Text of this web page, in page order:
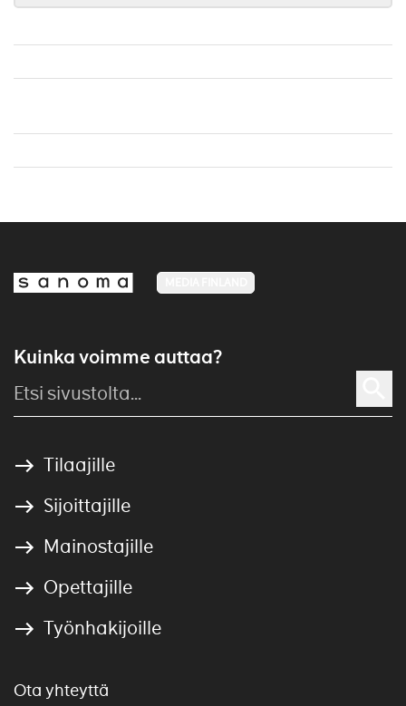
Kuinka voimme auttaa?
Tilaajille
Sijoittajille
Mainostajille
Opettajille
Työnhakijoille
Ota yhteyttä